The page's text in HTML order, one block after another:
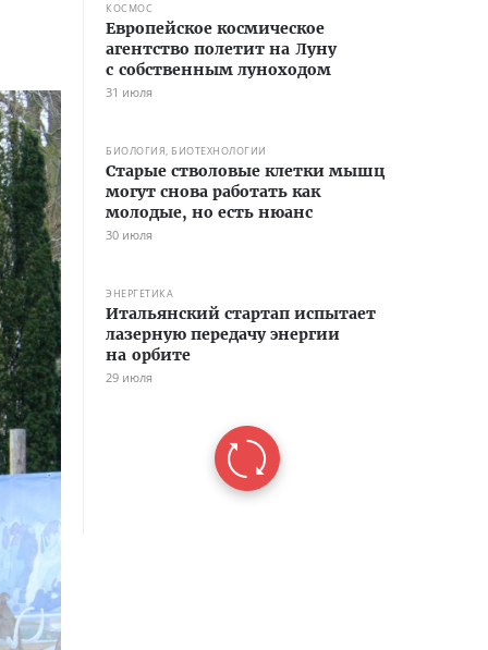
КОСМОС
Европейское космическое
агентство полетит на Луну
с собственным луноходом
31 июля
БИОЛОГИЯ, БИОТЕХНОЛОГИИ
Старые стволовые клетки мышц
могут снова работать как
молодые, но есть нюанс
30 июля
ЭНЕРГЕТИКА
Итальянский стартап испытает
лазерную передачу энергии
на орбите
29 июля